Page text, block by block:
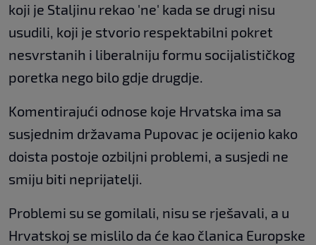
koji je Staljinu rekao 'ne' kada se drugi nisu
usudili, koji je stvorio respektabilni pokret
nesvrstanih i liberalniju formu socijalističkog
poretka nego bilo gdje drugdje.
Komentirajući odnose koje Hrvatska ima sa
susjednim državama Pupovac je ocijenio kako
doista postoje ozbiljni problemi, a susjedi ne
smiju biti neprijatelji.
Problemi su se gomilali, nisu se rješavali, a u
Hrvatskoj se mislilo da će kao članica Europske